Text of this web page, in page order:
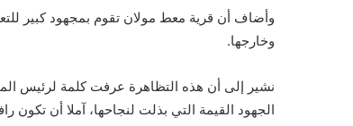
وأضاف أن قرية معط مولان تقوم بمجهود كبير
وخارجها.
نشير إلى أن هذه التظاهرة عرفت كلمة لرئيس
الجهود القيمة التي بذلت لنجاحها، آملا أن تكون